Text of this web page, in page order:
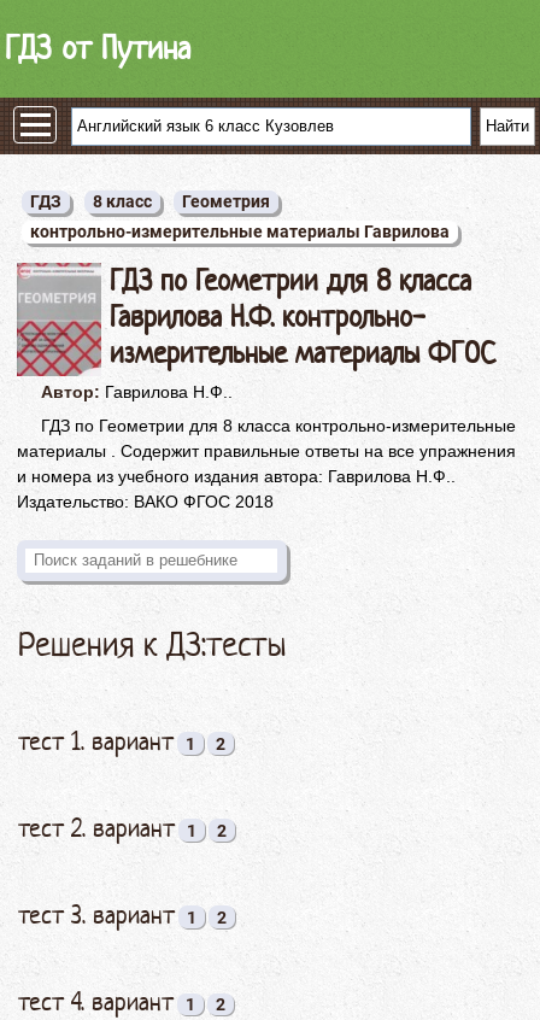
ГДЗ от Путина
ГДЗ 8 класс
Геометрия
контрольно-измерительные материалы Гаврилова
ГДЗ по Геометрии для 8 класса
Гаврилова Н.Ф. контрольно-
измерительные материалы ФГОС
Автор: Гаврилова Н.Ф..
ГДЗ по Геометрии для 8 класса контрольно-измерительные
материалы . Содержит правильные ответы на все упражнения
и номера из учебного издания автора: Гаврилова Н.Ф..
Издательство: ВАКО ФГОС 2018
Решения к ДЗ:тесты
тест 1. вариант 1 2
тест 2. вариант 1 2
тест 3. вариант 1 2
тест 4. вариант 1 2